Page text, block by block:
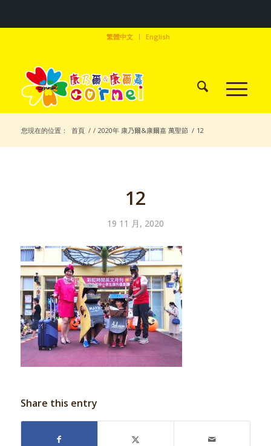
繁體中文 English
您現在的位置： 首頁 / / 2020年 康乃爾&康爾嘉 萬聖節 / 12
12
19 11 月, 2020
Share this entry